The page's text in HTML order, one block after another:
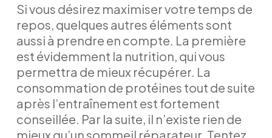
Si vous désirez maximiser votre temps de
repos, quelques autres éléments sont
aussi à prendre en compte. La première
est évidemment la nutrition, qui vous
permettra de mieux récupérer. La
consommation de protéines tout de suite
après l’entraînement est fortement
conseillée. Par la suite, il n’existe rien de
mieux qu’un sommeil réparateur. Tentez